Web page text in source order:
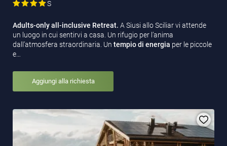
S
Adults-only all-inclusive Retreat. A Siusi allo Sciliar vi attende
un luogo in cui sentirvi a casa. Un rifugio per l’anima
dall’atmosfera straordinaria. Un tempio di energia per le piccole
e…
Aggiungi alla richiesta